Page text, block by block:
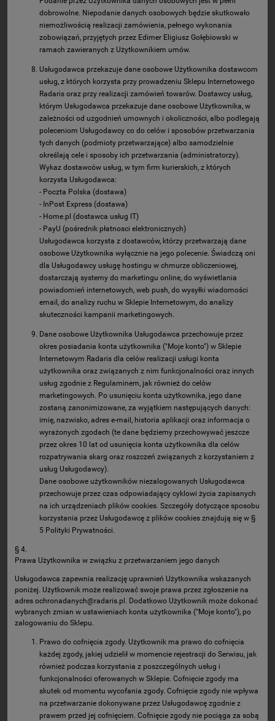
dobrowolne. Niepodanie danych osobowych będzie skutkowało
niemożliwością realizacji zamówienia, pełnego wykonania
zobowiązań, przyjętych przez Edimer Eligiusz Gołębiowski w
ramach zawieranych z Użytkownikiem umów.
Usługodawca przekazuje dane osobowe Użytkownika dostawcom
usług, z których korzysta przy prowadzeniu Sklepu Internetowego
Radaris oraz przy realizacji zamówień towarów. Dostawcy usług,
którym Usługodawca przekazuje dane osobowe Użytkownika, w
zależności od uzgodnień umownych i okoliczności, albo podlegają
poleceniom Usługodawcy co do celów i sposobów przetwarzania
tych danych (podmioty przetwarzające) albo samodzielnie
określają cele i sposoby ich przetwarzania (administratorzy).
Wykaz dostawców usług, w tym firm kurierskich, z których
korzysta Usługodawca:
- Poczta Polska (dostawa)
- InPost Express (dostawa)
- Home.pl (dostawca usług IT)
- PayU (pośrednik płatnosci elektronicznych)
Usługodawca korzysta z dostawców, którzy przetwarzają dane
osobowe Użytkownika wyłącznie na jego polecenie. Świadczą oni
dla Usługodawcy usługę hostingu w chmurze obliczeniowej,
dostarczają systemy do marketingu online, do wyświetlania
powiadomień internetowych, web push, do wysyłki wiadomości
email, do analizy ruchu w Sklepie Internetowym, do analizy
skuteczności kampanii marketingowych.
Dane osobowe Użytkownika Usługodawca przechowuje przez
okres posiadania konta użytkownika ("Moje konto") w Sklepie
Internetowym Radaris dla celów realizacji usługi konta
użytkownika oraz związanych z nim funkcjonalności oraz innych
usług zgodnie z Regulaminem, jak również do celów
marketingowych. Po usunięciu konta użytkownika, jego dane
zostaną zanonimizowane, za wyjątkiem następujących danych:
imię, nazwisko, adres e-mail, historia aplikacji oraz informacja o
wyrażonych zgodach (te dane będziemy przechowywać jeszcze
przez okres 10 lat od usunięcia konta użytkownika dla celów
rozpatrywania skarg oraz roszczeń związanych z korzystaniem z
usług Usługodawcy).
Dane osobowe użytkowników niezalogowanych Usługodawca
przechowuje przez czas odpowiadający cyklowi życia zapisanych
na ich urządzeniach plików cookies. Szczegóły dotyczące sposobu
korzystania przez Usługodawcę z plików cookies znajdują się w §
5 Polityki Prywatności.
§ 4.
Prawa Użytkownika w związku z przetwarzaniem jego danych
Usługodawca zapewnia realizację uprawnień Użytkownika wskazanych
poniżej. Użytkownik może realizować swoje prawa przez zgłoszenie na
adres ochronadanych@radaris.pl. Dodatkowo Użytkownik może dokonać
wybranych zmian w ustawieniach konta użytkownika ("Moje konto"), po
zalogowaniu do Sklepu.
Prawo do cofnięcia zgody. Użytkownik ma prawo do cofnięcia
każdej zgody, jakiej udzielił w momencie rejestracji do Serwisu, jak
również podczas korzystania z poszczególnych usług i
funkcjonalności oferowanych w Sklepie. Cofnięcie zgody ma
skutek od momentu wycofania zgody. Cofnięcie zgody nie wpływa
na przetwarzanie dokonywane przez Usługodawcę zgodnie z
prawem przed jej cofnięciem. Cofnięcie zgody nie pociąga za sobą